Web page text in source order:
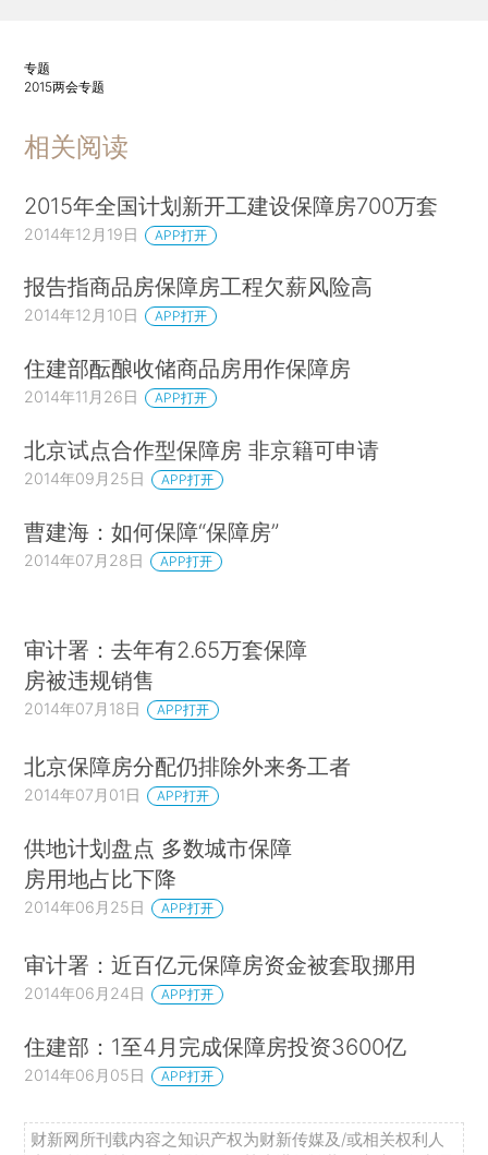
专题
2015两会专题
相关阅读
2015年全国计划新开工建设保障房700万套
2014年12月19日 APP打开
报告指商品房保障房工程欠薪风险高
2014年12月10日 APP打开
住建部酝酿收储商品房用作保障房
2014年11月26日 APP打开
北京试点合作型保障房 非京籍可申请
2014年09月25日 APP打开
曹建海：如何保障“保障房”
2014年07月28日 APP打开
审计署：去年有2.65万套保障
房被违规销售
2014年07月18日 APP打开
北京保障房分配仍排除外来务工者
2014年07月01日 APP打开
供地计划盘点 多数城市保障
房用地占比下降
2014年06月25日 APP打开
审计署：近百亿元保障房资金被套取挪用
2014年06月24日 APP打开
住建部：1至4月完成保障房投资3600亿
2014年06月05日 APP打开
财新网所刊载内容之知识产权为财新传媒及/或相关权利人